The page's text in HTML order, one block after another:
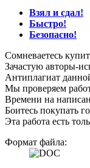
Взял и сдал!
Быстро!
Безопасно!
Сомневаетесь
Зачастую авторы-
Антиплагиат
Мы проверяем
Времени на
Боитесь покупать
Эта работа есть
Формат файла: